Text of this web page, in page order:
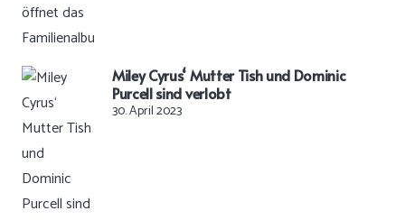
Miley Cyrus‘ Mutter Tish und Dominic
Purcell sind verlobt
30. April 2023